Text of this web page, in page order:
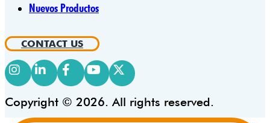
Nuevos Productos
CONTACT US
Copyright © 2026. All rights reserved.